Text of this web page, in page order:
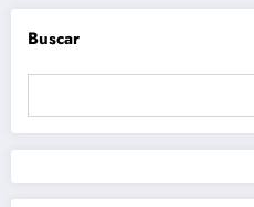
Buscar